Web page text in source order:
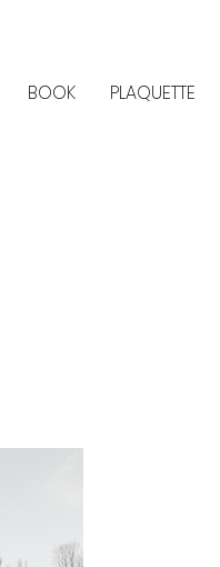
BOOK PLAQUETTE